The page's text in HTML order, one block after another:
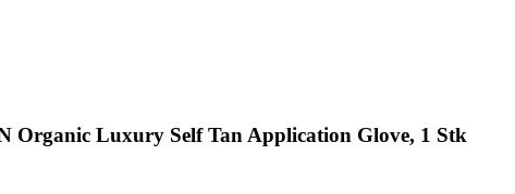
Organic Luxury Self Tan Application Glove, 1 Stk